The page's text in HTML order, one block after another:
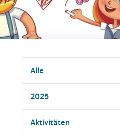
Alle
2025
Aktivitäten